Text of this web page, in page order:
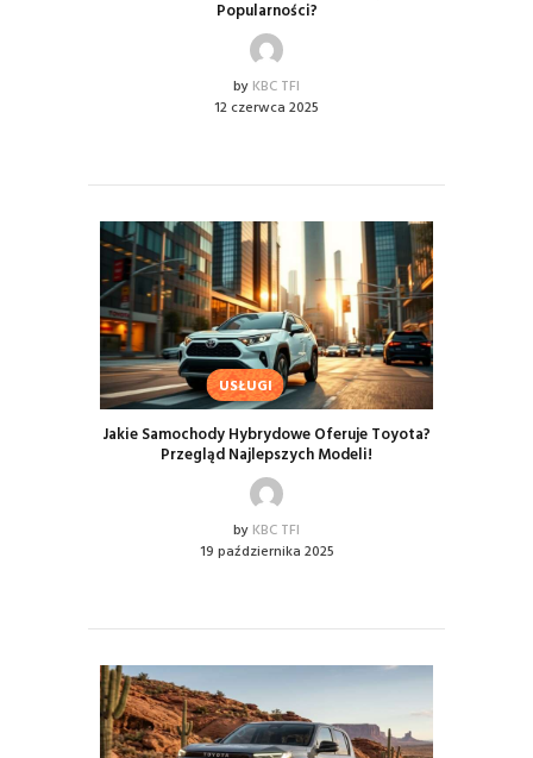
Popularności?
by KBC TFI
12 czerwca 2025
USŁUGI
Jakie Samochody Hybrydowe Oferuje Toyota?
Przegląd Najlepszych Modeli!
by KBC TFI
19 października 2025